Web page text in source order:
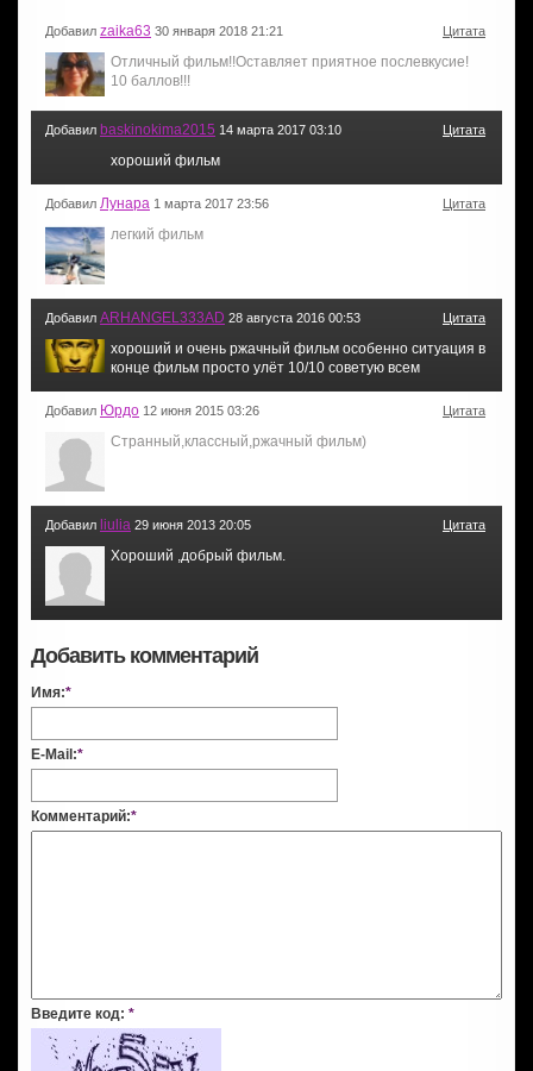
Добавил zaika63 30 января 2018 21:21 Цитата
Отличный фильм!!Оставляет приятное послевкусие!
10 баллов!!!
Добавил baskinokima2015 14 марта 2017 03:10 Цитата
хороший фильм
Добавил Лунара 1 марта 2017 23:56 Цитата
легкий фильм
Добавил ARHANGEL333AD 28 августа 2016 00:53 Цитата
хороший и очень ржачный фильм особенно ситуация в
конце фильм просто улёт 10/10 советую всем
Добавил Юрдо 12 июня 2015 03:26 Цитата
Странный,классный,ржачный фильм)
Добавил liulia 29 июня 2013 20:05 Цитата
Хороший ,добрый фильм.
Добавить комментарий
Имя:*
E-Mail:*
Комментарий:*
Введите код: *